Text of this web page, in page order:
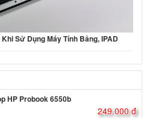
Sử Dụng Máy Tính Bảng, IPAD
HP Probook 6550b
249.000 đ